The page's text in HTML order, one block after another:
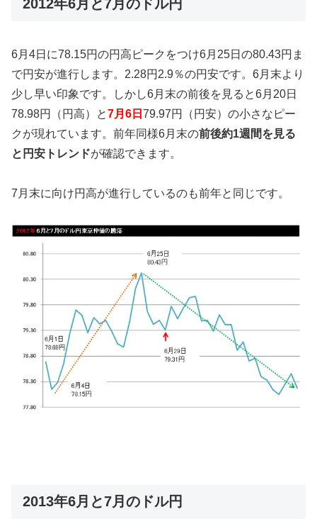
2012年6月と7月のドル円
6月4日に78.15円の円高ピークをつけ6月25日の80.43円ま
で円安が進行します。2.28円2.9％の円安です。6月末より
少し早い印象です。しかし6月末の前後を見ると6月20日
78.98円（円高）と7月6日 79.97円（円安）の小さなピー
クが現れています。前年同様6月末の前後約1週間を見る
と円安トレンドが確認できます。
7月末に向け円高が進行しているのも前年と同じです。
2013年6月と7月のドル円